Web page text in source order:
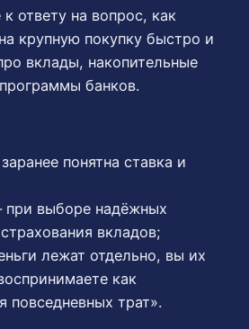
ответу на вопрос, как
крупную покупку быстро и
вклады, накопительные
банков.
понятна ставка и
выборе надёжных
вкладов;
лежат отдельно, вы их
как
повседневных трат».